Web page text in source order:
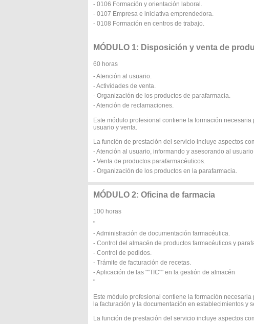
- 0106 Formación y orientación laboral.
- 0107 Empresa e iniciativa emprendedora.
- 0108 Formación en centros de trabajo.
MÓDULO 1: Disposición y venta de
60 horas
- Atención al usuario.
- Actividades de venta.
- Organización de los productos de parafarmacia.
- Atención de reclamaciones.
Este módulo profesional contiene la formación
usuario y venta.
La función de prestación del servicio incluye aspectos
- Atención al usuario, informando y asesorando al
- Venta de productos parafarmacéuticos.
- Organización de los productos en la parafarmacia.
MÓDULO 2: Oficina de farmacia
100 horas
"
- Administración de documentación farmacéutica.
- Control del almacén de productos farmacéuticos y
- Control de pedidos.
- Trámite de facturación de recetas.
- Aplicación de las ""TIC"" en la gestión de almacén
"
Este módulo profesional contiene la formación
la facturación y la documentación en establecimientos y
La función de prestación del servicio incluye aspectos